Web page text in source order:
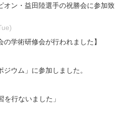
オン・益田陸選手の祝勝会に参加致
学術研修会が行われました】
ウム」に参加しました。
行ないました」